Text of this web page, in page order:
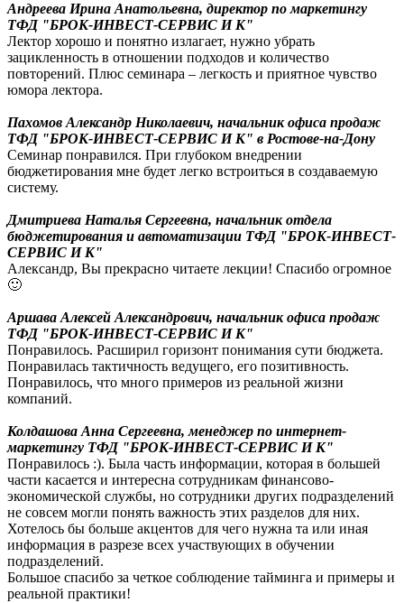
Андреева Ирина Анатольевна, директор по маркетингу
ТФД "БРОК-ИНВЕСТ-СЕРВИС И К"
Лектор хорошо и понятно излагает, нужно убрать
зацикленность в отношении подходов и количество
повторений. Плюс семинара – легкость и приятное чувство
юмора лектора.
Пахомов Александр Николаевич, начальник офиса продаж
ТФД "БРОК-ИНВЕСТ-СЕРВИС И К" в Ростове-на-Дону
Семинар понравился. При глубоком внедрении
бюджетирования мне будет легко встроиться в создаваемую
систему.
Дмитриева Наталья Сергеевна, начальник отдела
бюджетирования и автоматизации ТФД "БРОК-ИНВЕСТ-
СЕРВИС И К"
Александр, Вы прекрасно читаете лекции! Спасибо огромное
🙂
Аршава Алексей Александрович, начальник офиса продаж
ТФД "БРОК-ИНВЕСТ-СЕРВИС И К"
Понравилось. Расширил горизонт понимания сути бюджета.
Понравилась тактичность ведущего, его позитивность.
Понравилось, что много примеров из реальной жизни
компаний.
Колдашова Анна Сергеевна, менеджер по интернет-
маркетингу ТФД "БРОК-ИНВЕСТ-СЕРВИС И К"
Понравилось :). Была часть информации, которая в большей
части касается и интересна сотрудникам финансово-
экономической службы, но сотрудники других подразделений
не совсем могли понять важность этих разделов для них.
Хотелось бы больше акцентов для чего нужна та или иная
информация в разрезе всех участвующих в обучении
подразделений.
Большое спасибо за четкое соблюдение тайминга и примеры и
реальной практики!